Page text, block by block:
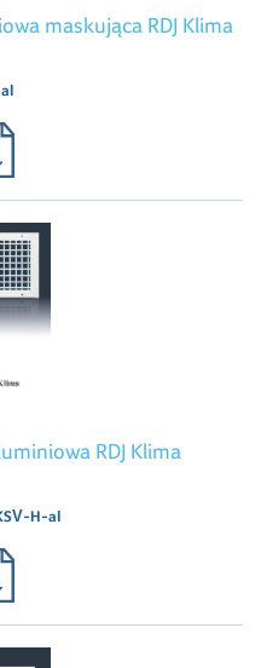
maskująca RDJ Klima
RDJ Klima
H-al